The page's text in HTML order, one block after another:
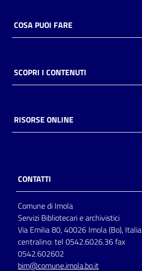
Piani
Decentrate
Seguici
su
COSA PUOI FARE
SCOPRI I CONTENUTI
RISORSE ONLINE
CONTATTI
Comune di Imola
Servizi Bibliotecari e archivistici
Via Emilia 80, 40026 Imola (Bo), Italia
centralino: tel 0542.6026.36 fax
0542.602602
bim@comune.imola.bo.it